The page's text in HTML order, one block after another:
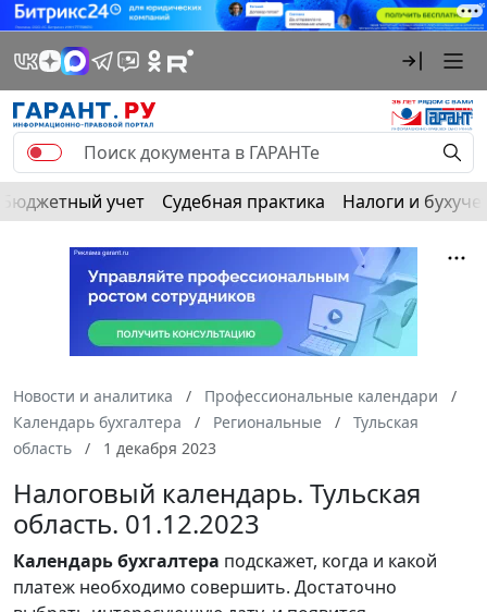
Бюджетный учет Судебная практика Налоги и
Новости и аналитика
Профессиональные календари
Календарь бухгалтера
Региональные
Тульская
область
1 декабря 2023
Налоговый календарь. Тульская
область. 01.12.2023
Календарьбухгалтера подскажет, когда и какой
платеж необходимо совершить. Достаточно